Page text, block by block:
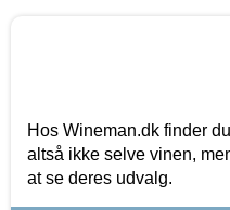
Hos Wineman.dk finder
altså ikke selve vinen,
at se deres udvalg.